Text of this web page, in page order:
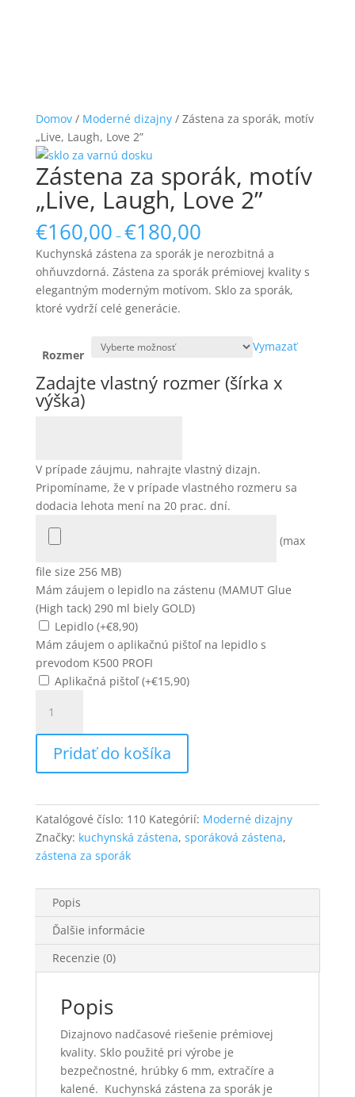
Domov/ Moderné dizajny/ Zástena za sporák, motív
„Live, Laugh, Love 2”
Zástena za sporák, motív
„Live, Laugh, Love 2”
€160,00 – €180,00
Kuchynská zástena za sporák je nerozbitná a
ohňuvzdorná. Zástena za sporák prémiovej kvality s
elegantným moderným motívom. Sklo za sporák,
ktoré vydrží celé generácie.
Rozmer
Vymazať
Zadajte vlastný rozmer (šírka x
výška)
V prípade záujmu, nahrajte vlastný dizajn.
Pripomíname, že v prípade vlastného rozmeru sa
dodacia lehota mení na 20 prac. dní.
(max
file size 256 MB)
Mám záujem o lepidlo na zástenu (MAMUT Glue
(High tack) 290 ml biely GOLD)
Lepidlo (+€8,90)
Mám záujem o aplikačnú pištoľ na lepidlo s
prevodom K500 PROFI
Aplikačná pištoľ (+€15,90)
Zástena
za
sporák,
motív
Laugh,
Love
2”
Pridať do košíka
Katalógové číslo: 110 Kategórií: Moderné dizajny
Značky: kuchynská zástena, sporáková zástena,
zástena za sporák
Popis
Ďalšie informácie
Recenzie (0)
Popis
Dizajnovo nadčasové riešenie prémiovej
kvality. Sklo použité pri výrobe je
bezpečnostné, hrúbky 6 mm, extračíre a
kalené. Kuchynská zástena za sporák je